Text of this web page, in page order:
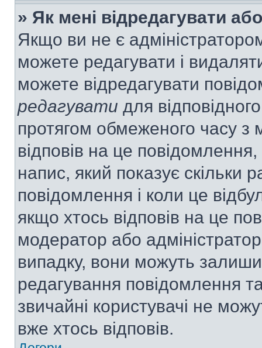
» Як мені відредагувати
Якщо ви не є
можете редагувати і
можете відредагувати
редагувати для
протягом обмеженого часу
відповів на це
напис, який показує скільки
повідомлення і коли це
якщо хтось відповів на це
модератор або
випадку, вони можуть
редагування повідомлення
звичайні користувачі не
вже хтось відповів.